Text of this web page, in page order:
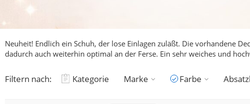
Neuheit! Endlich ein Schuh, der lose Einlagen zuläßt. Die vorhandene
dadurch auch weiterhin optimal an der Ferse. Ein sehr weiches und
Filtern nach: Kategorie Marke Farbe